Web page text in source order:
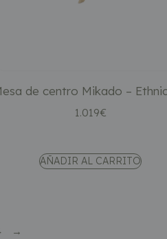
de centro Mikado –
1.019€
AÑADIR AL CARRITO
→